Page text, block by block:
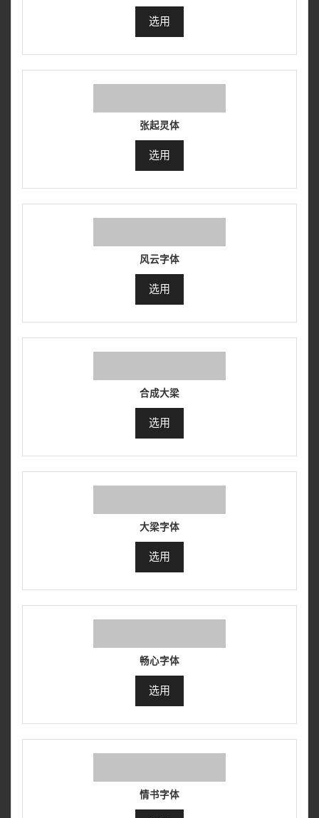
选用
张起灵体
选用
风云字体
选用
合成大梁
选用
大梁字体
选用
畅心字体
选用
情书字体